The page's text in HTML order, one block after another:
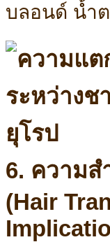
บลอนด์ น้ำ
6. ความ
(Hair